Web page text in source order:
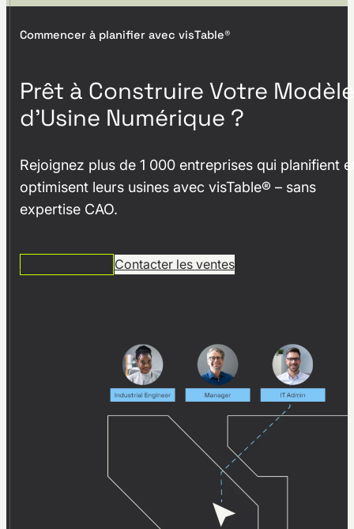
Commencer à planifier avec visTable®
Prêt à Construire Votre Modèle
d’Usine Numérique ?
Rejoignez plus de 1 000 entreprises qui planifient
optimisent leurs usines avec visTable® – sans
expertise CAO.
Contacter les ventes